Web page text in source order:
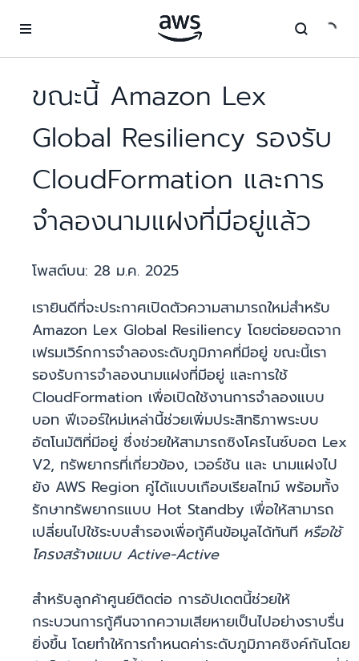
ขณะนี้ Amazon Lex
Global Resiliency รองรับ
CloudFormation และการ
จำลองนามแฝงที่มีอยู่แล้ว
โพสต์บน: 28 ม.ค. 2025
เรายินดีที่จะประกาศเปิดตัวความสามารถใหม่สำหรับ
Amazon Lex Global Resiliency โดยต่อยอดจาก
เฟรมเวิร์กการจำลองระดับภูมิภาคที่มีอยู่ ขณะนี้เรา
รองรับการจำลองนามแฝงที่มีอยู่ และการใช้
CloudFormation เพื่อเปิดใช้งานการจำลองแบบ
บอท ฟีเจอร์ใหม่เหล่านี้ช่วยเพิ่มประสิทธิภาพระบบ
อัตโนมัติที่มีอยู่ ซึ่งช่วยให้สามารถซิงโครไนซ์บอต Lex
V2, ทรัพยากรที่เกี่ยวข้อง, เวอร์ชัน และ นามแฝงไป
ยัง AWS Region คู่ได้แบบเกือบเรียลไทม์ พร้อมทั้ง
รักษาทรัพยากรแบบ Hot Standby เพื่อให้สามารถ
เปลี่ยนไปใช้ระบบสำรองเพื่อกู้คืนข้อมูลได้ทันที หรือใช้
โครงสร้างแบบ Active-Active
สำหรับลูกค้าศูนย์ติดต่อ การอัปเดตนี้ช่วยให้
กระบวนการกู้คืนจากความเสียหายเป็นไปอย่างราบรื่น
ยิ่งขึ้น โดยทำให้การกำหนดค่าระดับภูมิภาคซิงค์กันโดย